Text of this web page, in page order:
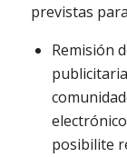
previstas
Remisión
posibilite